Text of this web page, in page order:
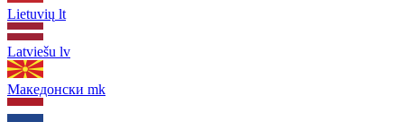
Lietuvių lt
Latviešu lv
Македонски mk